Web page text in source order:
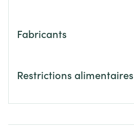
Fabricants
Restrictions alimentaires